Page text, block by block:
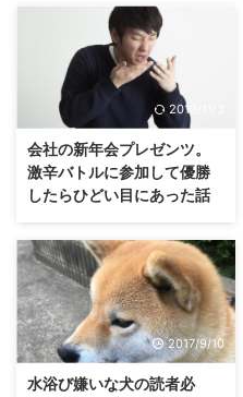
2019/11/3
会社の新年会プレゼンツ。
激辛バトルに参加して優勝
したらひどい目にあった話
2017/9/10
水浴び嫌いな犬の読者必